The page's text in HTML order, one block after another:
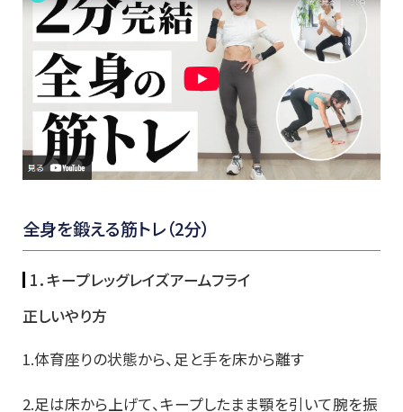
全身を鍛える筋トレ（2分）
1．キープレッグレイズアームフライ
正しいやり方
1.体育座りの状態から、足と手を床から離す
2.足は床から上げて、キープしたまま顎を引いて腕を振